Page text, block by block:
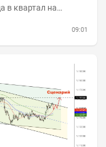
в квартал на
09:01